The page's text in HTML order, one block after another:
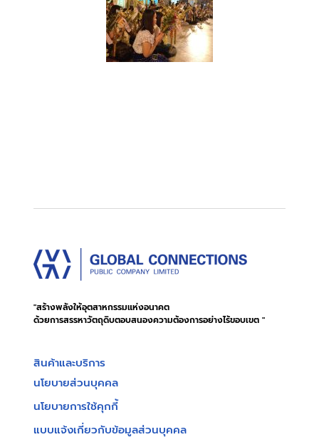
"สร้างพลังให้อุตสาหกรรมแห่งอนาคต
ด้วยการสรรหาวัตถุดิบตอบสนองความต้องการอย่างไร้ขอบเขต "
สินค้าและบริการ
นโยบายส่วนบุคคล
นโยบายการใช้คุกกี้
แบบแจ้งเกี่ยวกับข้อมูลส่วนบุคคล